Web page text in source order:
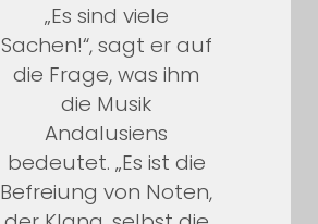
„Es sind viele
Sachen!“, sagt er auf
die Frage, was ihm
die Musik
Andalusiens
bedeutet. „Es ist die
Befreiung von Noten,